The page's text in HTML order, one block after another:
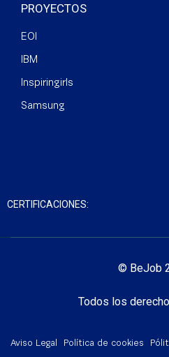
PROYECTOS
EOI
IBM
Inspiringirls
Samsung
CERTIFICACIONES:
© BeJob
Todos los
Aviso Legal Política de cookies